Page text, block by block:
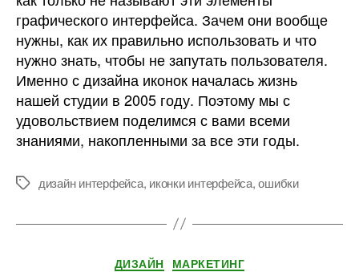
графического интерфейса. Зачем они вообще
нужны, как их правильно использовать и что
нужно знать, чтобы не запутать пользователя.
Именно с дизайна иконок началась жизнь
нашей студии в 2005 году. Поэтому мы с
удовольствием поделимся с вами всеми
знаниями, накопленными за все эти годы.
Меткидизайн интерфейса, иконки интерфейса,ошибки
Рубрики
ДИЗАЙН МАРКЕТИНГ